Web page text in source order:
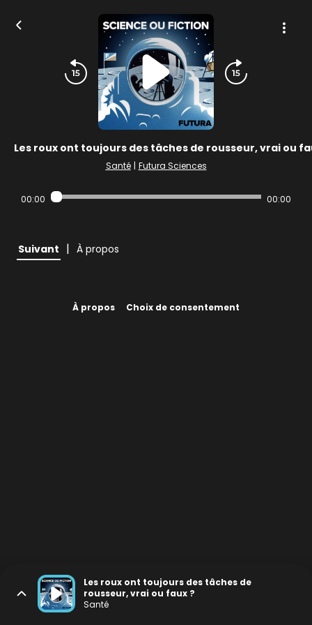
Les roux ont toujours des tâches de rousseur, vrai ou
Santé | Futura Sciences
00:00 00:00
Suivant | À propos
À propos Choix de consentement
Les roux ont toujours des tâches de
rousseur, vrai ou faux ?
Santé